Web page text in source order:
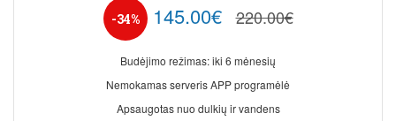
-34% 145.00€ 220.00€
Budėjimo režimas: iki 6 mėnesių
Nemokamas serveris APP programėlė
Apsaugotas nuo dulkių ir vandens